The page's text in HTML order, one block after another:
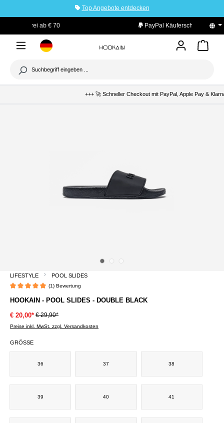
Top Angebote entdecken
PayPal Käuferschutz
+++ 🚀 Schneller Checkout mit PayPal, Apple Pay &
LIFESTYLE POOL SLIDES
(1) Bewertung
HOOKAIN - POOL SLIDES - DOUBLE BLACK
€ 20,00* € 29,90*
Preise inkl. MwSt. zzgl. Versandkosten
GRÖSSE
36 37 38
39 40 41